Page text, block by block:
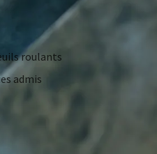
roulants
admis